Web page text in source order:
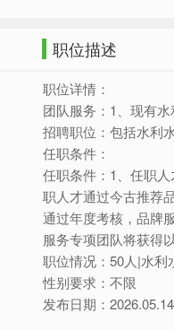
职位描述
职位详情：
团队服务：1、现有
招聘职位：包括水利
任职条件：
任职条件：1、任职
职人才通过今古推荐
通过年度考核，品牌
服务专项团队将获得
职位情况：50人|水利
性别要求：不限
发布日期：2026.05.14